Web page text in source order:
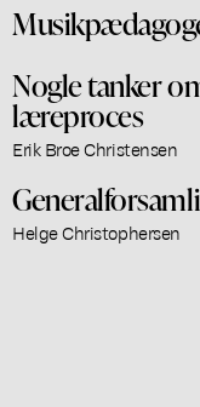
Nogle tanker
læreproces
Erik Broe Christensen
Helge Christophersen